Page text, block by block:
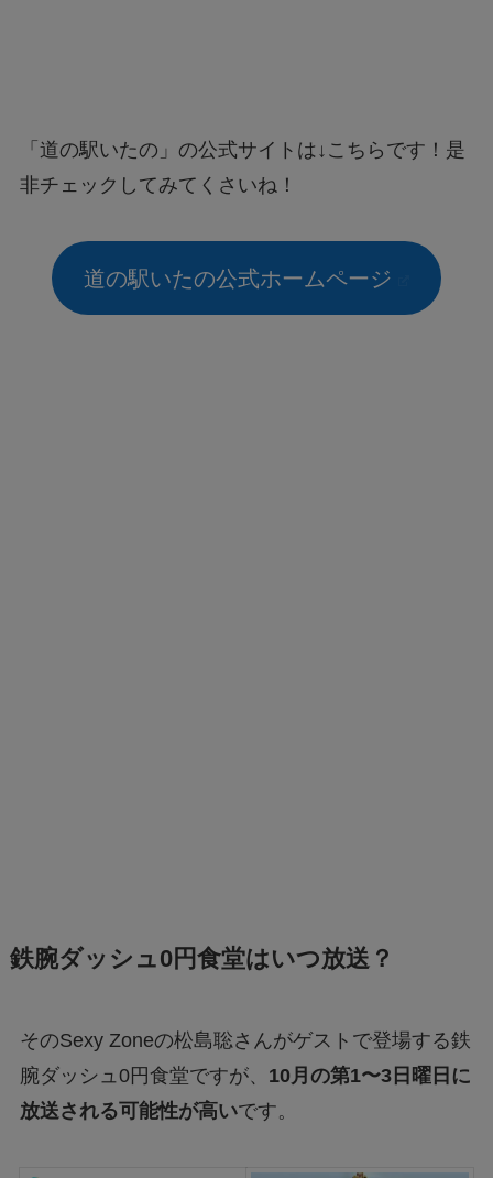
「道の駅いたの」の公式サイトは↓こちらです！是
非チェックしてみてくさいね！
道の駅いたの公式ホームページ
鉄腕ダッシュ0円食堂はいつ放送？
そのSexy Zoneの松島聡さんがゲストで登場する鉄
腕ダッシュ0円食堂ですが、 10月の第1〜3日曜日に
放送される可能性が高いです。